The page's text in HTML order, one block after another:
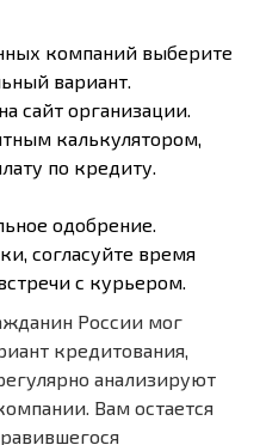
компаний выберите
вариант.
сайт организации.
калькулятором,
по кредиту.
одобрение.
согласуйте время
с курьером.
России мог
кредитования,
анализируют
Вам остается